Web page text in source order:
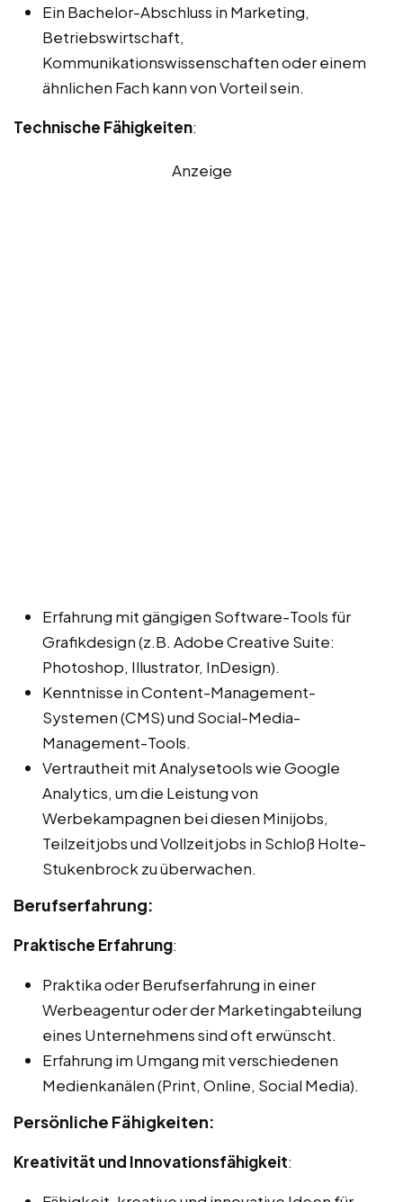
Ein Bachelor-Abschluss in Marketing,
Betriebswirtschaft,
Kommunikationswissenschaften oder einem
ähnlichen Fach kann von Vorteil sein.
Technische Fähigkeiten:
Anzeige
Erfahrung mit gängigen Software-Tools für
Grafikdesign (z.B. Adobe Creative Suite:
Photoshop, Illustrator, InDesign).
Kenntnisse in Content-Management-
Systemen (CMS) und Social-Media-
Management-Tools.
Vertrautheit mit Analysetools wie Google
Analytics, um die Leistung von
Werbekampagnen bei diesen Minijobs,
Teilzeitjobs und Vollzeitjobs in Schloß Holte-
Stukenbrock zu überwachen.
Berufserfahrung:
Praktische Erfahrung:
Praktika oder Berufserfahrung in einer
Werbeagentur oder der Marketingabteilung
eines Unternehmens sind oft erwünscht.
Erfahrung im Umgang mit verschiedenen
Medienkanälen (Print, Online, Social Media).
Persönliche Fähigkeiten:
Kreativität und Innovationsfähigkeit: